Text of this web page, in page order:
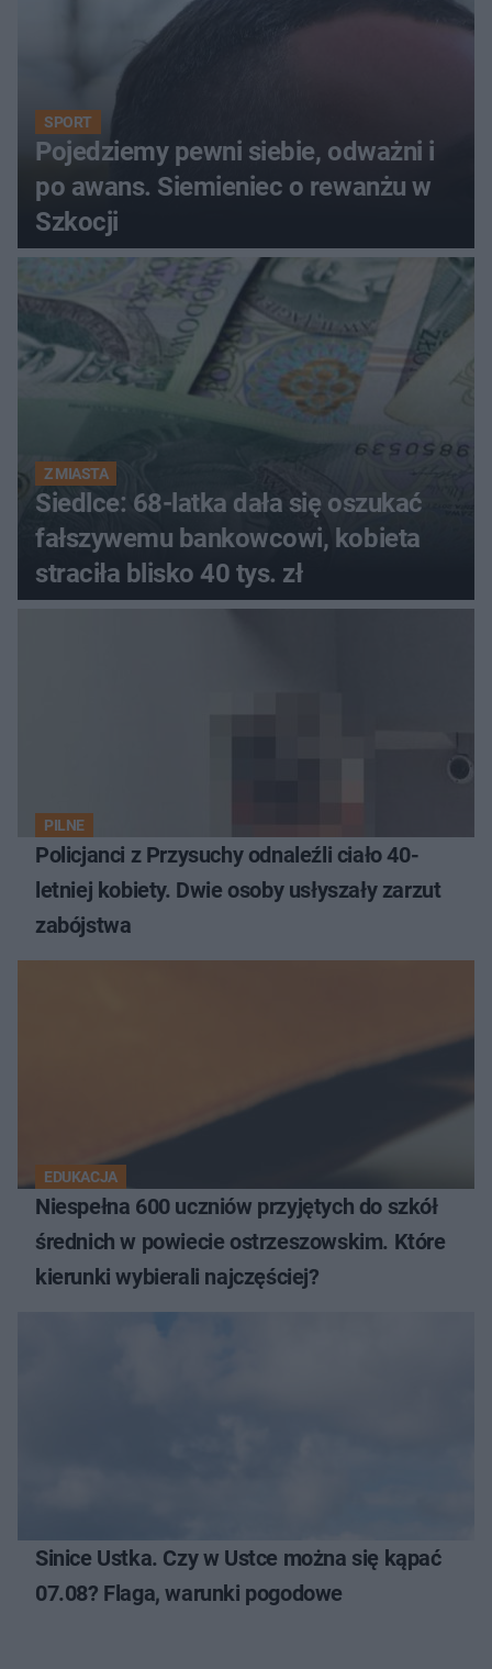
SPORT
Pojedziemy pewni siebie, odważni i
po awans. Siemieniec o rewanżu w
Szkocji
Z MIASTA
Siedlce: 68-latka dała się oszukać
fałszywemu bankowcowi, kobieta
straciła blisko 40 tys. zł
PILNE
Policjanci z Przysuchy odnaleźli ciało 40-
letniej kobiety. Dwie osoby usłyszały zarzut
zabójstwa
EDUKACJA
Niespełna 600 uczniów przyjętych do szkół
średnich w powiecie ostrzeszowskim. Które
kierunki wybierali najczęściej?
Sinice Ustka. Czy w Ustce można się kąpać
07.08? Flaga, warunki pogodowe